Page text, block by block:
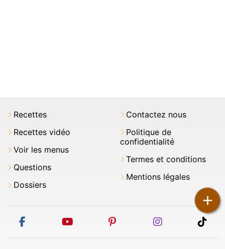
+
Recettes
Recettes vidéo
Voir les menus
Questions
Dossiers
Contactez nous
Politique de
confidentialité
Termes et conditions
Mentions légales
facebook youtube pinterest instagram